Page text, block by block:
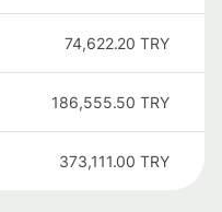
74,622.20 TRY
186,555.50 TRY
373,111.00 TRY